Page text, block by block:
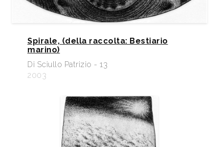
Spirale, (della raccolta: Bestiario
marino)
Di Sciullo Patrizio - 13
2003